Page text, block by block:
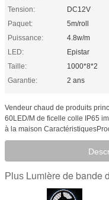
Tension:
DC12V
Paquet:
5m/roll
Puissance:
4.8w/m
LED:
Epistar
Taille:
1000*8*2
Garantie:
2 ans
Vendeur chaud de produits
60LED/M de ficelle colle IP65
à la maison
Plus Lumière de bande